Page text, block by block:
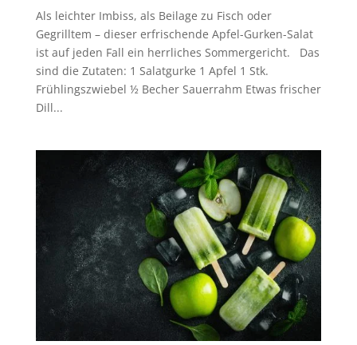
Als leichter Imbiss, als Beilage zu Fisch oder
Gegrilltem – dieser erfrischende Apfel-Gurken-Salat
ist auf jeden Fall ein herrliches Sommergericht. Das
sind die Zutaten: 1 Salatgurke 1 Apfel 1 Stk.
Frühlingszwiebel ½ Becher Sauerrahm Etwas frischer
Dill...